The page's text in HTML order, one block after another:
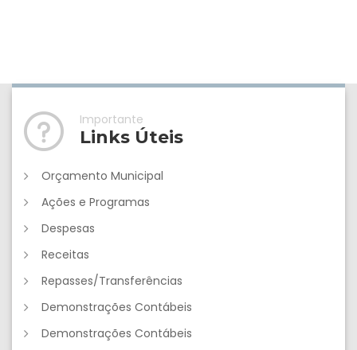
Importante
Links Úteis
Orçamento Municipal
Ações e Programas
Despesas
Receitas
Repasses/Transferências
Demonstrações Contábeis
Demonstrações Contábeis